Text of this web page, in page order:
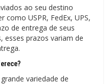
ao seu destino
como USPR, FedEx, UPS,
de entrega de seus
esses prazos variam de
variedade de